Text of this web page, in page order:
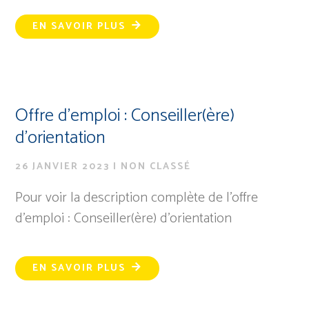
EN SAVOIR PLUS
Offre d’emploi : Conseiller(ère)
d’orientation
26 JANVIER 2023 | NON CLASSÉ
Pour voir la description complète de l'offre
d'emploi : Conseiller(ère) d'orientation
EN SAVOIR PLUS